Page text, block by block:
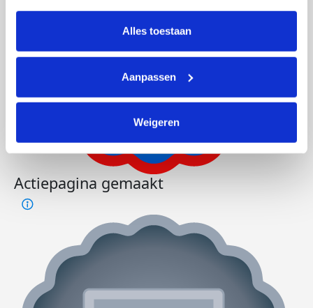
intrekken via Cookie instellingen onderaan de pagina. De
lijst met cookies is te vinden in het tabblad “details”.
Alles toestaan
Aanpassen
Weigeren
Actiepagina gemaakt